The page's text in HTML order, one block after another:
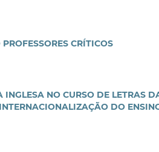
CRÍTICOS
NO CURSO DE LETRAS
DO